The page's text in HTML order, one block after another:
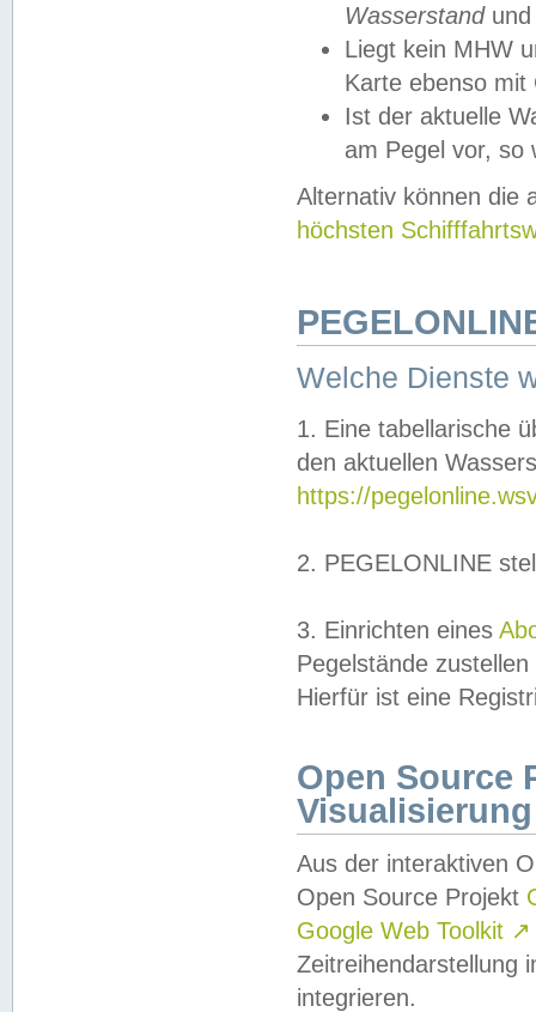
Wasserstandund
Liegt kein MHW
Karte ebenso mit
Ist der aktuelle
am Pegel vor,
Alternativ können die
höchsten
Welche Dienste
1. Eine tabellarische
den aktuellen
https://
2. PEGELONLINE
3. Einrichten eines
Pegelstände
Hierfür ist eine
Open Source
Visualisierung
Aus der interaktiven
Open Source Projekt
Google Web Toolkit ↗
Zeitreihendarstellung
integrieren.